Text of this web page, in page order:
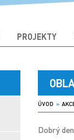
PROJEKTY
ÚVOD »
Dobrý